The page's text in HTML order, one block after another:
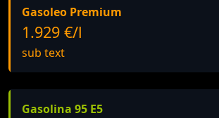
Gasoleo Premium
1.929 €/l
sub text
Gasolina 95 E5